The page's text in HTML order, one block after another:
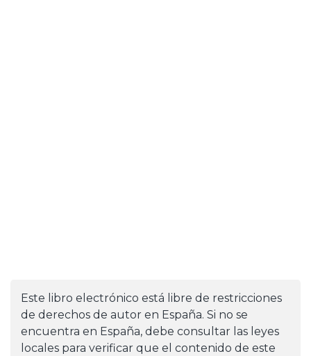
Este libro electrónico está libre de restricciones
de derechos de autor en España. Si no se
encuentra en España, debe consultar las leyes
locales para verificar que el contenido de este